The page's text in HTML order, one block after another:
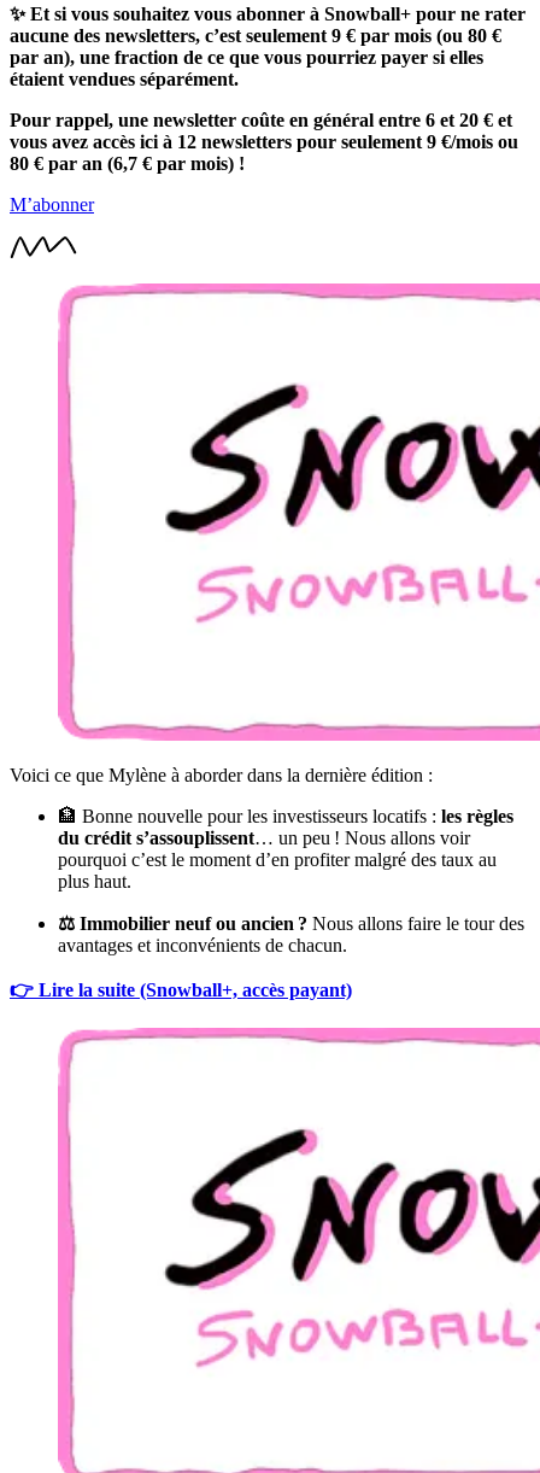
✨ Et si vous souhaitez vous abonner à Snowball+ pour ne rater
aucune des newsletters, c’est seulement 9 € par mois (ou 80 €
par an), une fraction de ce que vous pourriez payer si elles
étaient vendues séparément.
Pour rappel, une newsletter coûte en général entre 6 et 20 € et
vous avez accès ici à 12 newsletters pour seulement 9 €/mois ou
80 € par an (6,7 € par mois) !
M’abonner
Voici ce que Mylène à aborder dans la dernière édition :
🏦 Bonne nouvelle pour les investisseurs locatifs : les règles
du crédit s’assouplissent… un peu ! Nous allons voir
pourquoi c’est le moment d’en profiter malgré des taux au
plus haut.
⚖️ Immobilier neuf ou ancien ? Nous allons faire le tour des
avantages et inconvénients de chacun.
👉 Lire la suite (Snowball+, accès payant)